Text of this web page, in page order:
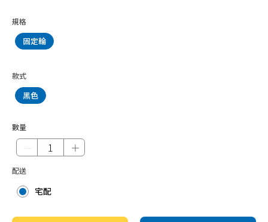
規格
固定輪
款式
黑色
數量
＋
配送
宅配